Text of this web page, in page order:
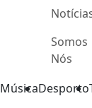
Somos
Nós
MúsicaDesporto